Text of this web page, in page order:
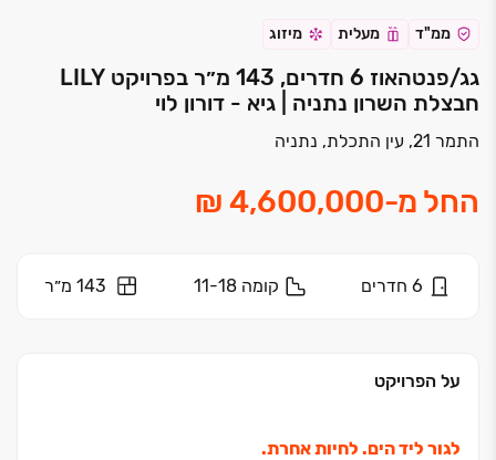
ממ"ד מעלית מיזוג
גג/פנטהאוז 6 חדרים, 143 מ״ר בפרויקט LILY
חבצלת השרון נתניה | גיא - דורון לוי
התמר 21, עין התכלת, נתניה
החל מ-
6 חדרים קומה 11-18 143 מ״ר
על הפרויקט
לגור ליד הים. לחיות אחרת.